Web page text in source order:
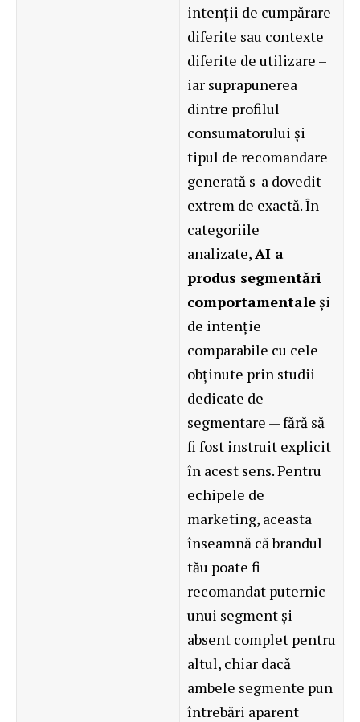
intenții de cumpărare
diferite sau contexte
diferite de utilizare –
iar suprapunerea
dintre profilul
consumatorului și
tipul de recomandare
generată s-a dovedit
extrem de exactă. În
categoriile
analizate,AI a
produs segmentări
comportamentale și
de intenție
comparabile cu cele
obținute prin studii
dedicate de
segmentare — fără să
fi fost instruit explicit
în acest sens. Pentru
echipele de
marketing, aceasta
înseamnă că brandul
tău poate fi
recomandat puternic
unui segment și
absent complet pentru
altul, chiar dacă
ambele segmente pun
întrebări aparent